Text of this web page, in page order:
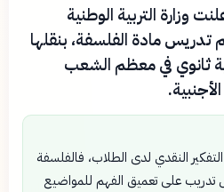
2026، أعلنت وزارة التربية الوطنية
تدريس مادة الفلسفة، بنقلها
ثانوي في معظم الشعب
النقدي لدى الطلاب، فالفلسفة
على تعميق الفهم للمواضيع